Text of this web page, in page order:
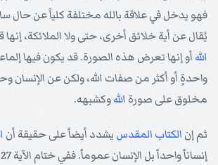
فهو يدخل في علاقة بالله مختلفة كلياً عن حال
يُقال عن أية خلائق أخرى، حتى ولا الملائكة،
الله أو إنها تعرض هذه الصورة. قد يكون فيها
واحدةٍ أو أكثر من صفات الله، ولكن عن الإنسان
مخلوق على صورة اللهوكشبهه.
ثم إن الكتاب المقدس يشدد أيضاً على حقيقة أن